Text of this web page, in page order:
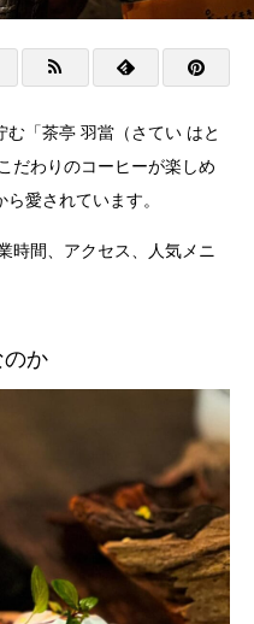
「茶亭 羽當（さてい はと
だわりのコーヒーが楽しめ
愛されています。
時間、アクセス、人気メニ
のか